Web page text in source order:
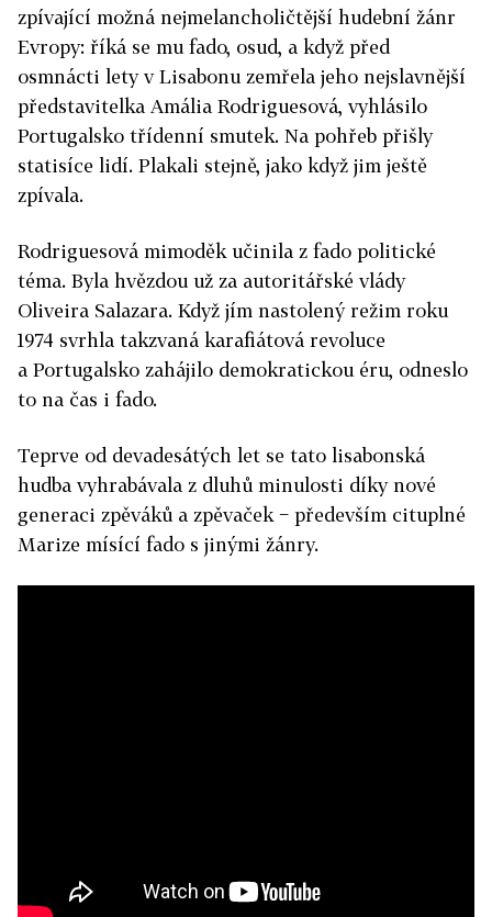
zpívající možná nejmelancholičtější hudební žánr
Evropy: říká se mu fado, osud, a když před
osmnácti lety v Lisabonu zemřela jeho nejslavnější
představitelka Amália Rodriguesová, vyhlásilo
Portugalsko třídenní smutek. Na pohřeb přišly
statisíce lidí. Plakali stejně, jako když jim ještě
zpívala.
Rodriguesová mimoděk učinila z fado politické
téma. Byla hvězdou už za autoritářské vlády
Oliveira Salazara. Když jím nastolený režim roku
1974 svrhla takzvaná karafiátová revoluce
a Portugalsko zahájilo demokratickou éru, odneslo
to na čas i fado.
Teprve od devadesátých let se tato lisabonská
hudba vyhrabávala z dluhů minulosti díky nové
generaci zpěváků a zpěvaček − především cituplné
Marize mísící fado s jinými žánry.